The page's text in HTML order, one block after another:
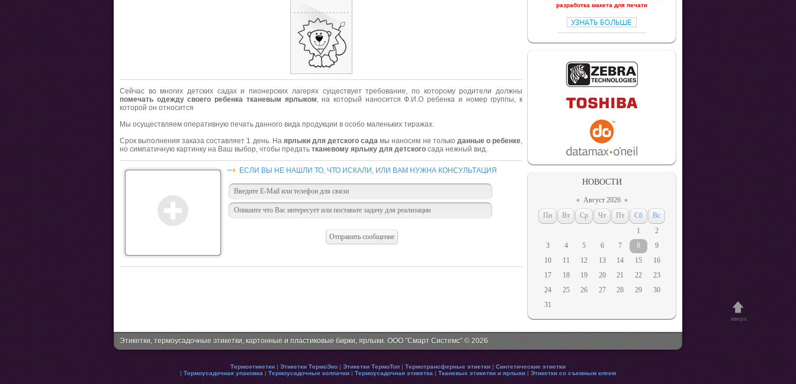
Сейчас во многих детских садах и пионерских лагерях существует требование, по которому родители должны
помечать одежду своего ребенка тканевым ярлыком, на который наносится Ф.И.О ребенка и номер группы, к
которой он относится
Мы осуществляем оперативную печать данного вида продукции в особо маленьких тиражах.
Срок выполнения заказа составляет 1 день. На ярлыки для детского сада мы наносим не только данные о ребенке,
но симпатичную картинку на Ваш выбор, чтобы предать тканевому ярлыку для детского сада нежный вид.
ЕСЛИ ВЫ НЕ НАШЛИ ТО, ЧТО ИСКАЛИ, ИЛИ ВАМ НУЖНА КОНСУЛЬТАЦИЯ
разработка макета для печати
НОВОСТИ
« Август 2026 »
Пн
Вт Ср Чт Пт Сб
Вс
1
2
3
4 5 6 7 8
9
10
11 12 13 14 15
16
17
18 19 20 21 22
23
24
25 26 27 28 29
30
31
вверх
Этикетки, термоусадочные этикетки, картонные и пластиковые бирки, ярлыки. ООО ”Смарт Системс” © 2026
Термоэтикетки | Этикетки ТермоЭко | Этикетки ТермоТоп | Термотрансферные этиетки | Синтетические этиетки
| Термоусадочная упаковка | Термоусадочные колпачки | Термоусадочная этикетка | Тканевые этикетки и ярлыки | Этикетки со съемным клеем